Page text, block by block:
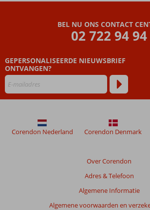
48
maanden
meer
de
BEL NU ONS CONTACT
02 722 94 94
GEPERSONALISEERDE NIEUWSBRIEF
ONTVANGEN?
Over Corendon
Adres & Telefoon
Algemene Informatie
Algemene voorwaarden en
Corendon Nederland Corendon Denmark